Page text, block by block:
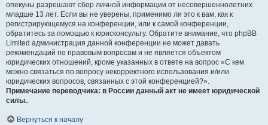
опекуны разрешают сбор личной информации от несовершеннолетних
младше 13 лет. Если вы не уверены, применимо ли это к вам, как к
регистрирующемуся на конференции, или к самой конференции,
обратитесь за помощью к юрисконсульту. Обратите внимание, что phpBB
Limited администрация данной конференции не может давать
рекомендаций по правовым вопросам и не является объектом
юридических отношений, кроме указанных в ответе на вопрос «С кем
можно связаться по вопросу некорректного использования и/или
юридических вопросов, связанных с этой конференцией?».
Примечание переводчика: в России данный акт не имеет юридической
силы..
Вернуться к началу